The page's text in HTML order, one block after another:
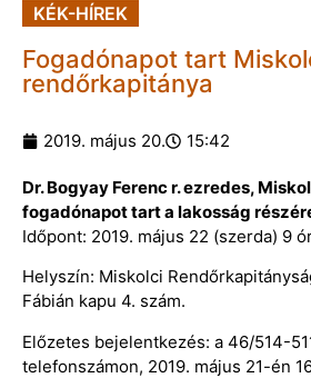
KÉK-HÍREK
Fogadónapot tart
rendőrkapitánya
2019. május 20. 15:42
Dr. Bogyay Ferenc r. ezredes,
fogadónapot tart a lakosság
Időpont: 2019. május 22 (szerda) 9
Helyszín: Miskolci
Fábián kapu 4. szám.
Előzetes bejelentkezés: a 46/514-
telefonszámon, 2019. május 21-én